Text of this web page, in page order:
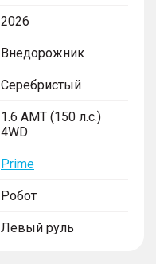
2026
Внедорожник
Серебристый
1.6 AMT (150 л.с.)
4WD
Prime
Робот
Левый руль